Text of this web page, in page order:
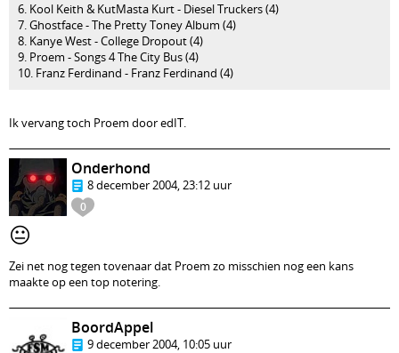
6. Kool Keith & KutMasta Kurt - Diesel Truckers (4)
7. Ghostface - The Pretty Toney Album (4)
8. Kanye West - College Dropout (4)
9. Proem - Songs 4 The City Bus (4)
10. Franz Ferdinand - Franz Ferdinand (4)
Ik vervang toch Proem door edIT.
0
Onderhond
8 december 2004, 23:12 uur
😐
Zei net nog tegen tovenaar dat Proem zo misschien nog een kans
maakte op een top notering.
BoordAppel
9 december 2004, 10:05 uur